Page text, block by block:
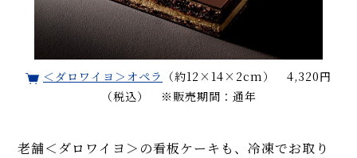
＜ダロワイヨ＞オペラ （約12×14×2cm） 4,320円
（税込） ※販売期間：通年
老舗＜ダロワイヨ＞の看板ケーキも、冷凍でお取り